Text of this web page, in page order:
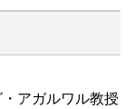
アガルワル教授